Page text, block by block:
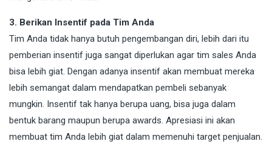
3. Berikan Insentif pada Tim Anda
Tim Anda tidak hanya butuh pengembangan diri, lebih dari itu
pemberian insentif juga sangat diperlukan agar tim sales Anda
bisa lebih giat. Dengan adanya insentif akan membuat mereka
lebih semangat dalam mendapatkan pembeli sebanyak
mungkin. Insentif tak hanya berupa uang, bisa juga dalam
bentuk barang maupun berupa awards. Apresiasi ini akan
membuat tim Anda lebih giat dalam memenuhi target penjualan.